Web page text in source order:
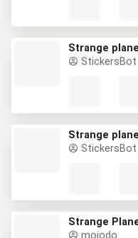
Strange
StickersBot
Strange
StickersBot
Strange
mojodo